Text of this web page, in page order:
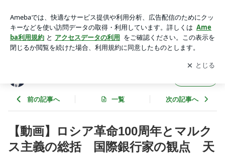
家の観点 天野統康、山崎、須澤、大津 | 天野統康のブロ
グ 政治・経済・思想研究
アプリをダウンロードして ブログの更新通知
を受け取りまし
ょう。
開く
前の記事へ 一覧 次の記事へ
【動画】ロシア革命100周年とマルク
ス主義の総括 国際銀行家の観点 天